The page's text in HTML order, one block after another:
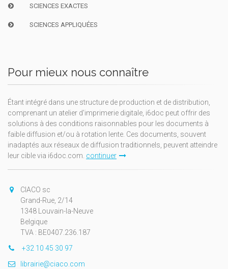
SCIENCES EXACTES
SCIENCES APPLIQUÉES
Pour mieux nous connaître
Étant intégré dans une structure de production et de distribution,
comprenant un atelier d'imprimerie digitale, i6doc peut offrir des
solutions à des conditions raisonnables pour les documents à
faible diffusion et/ou à rotation lente. Ces documents, souvent
inadaptés aux réseaux de diffusion traditionnels, peuvent atteindre
leur cible via i6doc.com. continuer
CIACO sc
Grand-Rue, 2/14
1348 Louvain-la-Neuve
Belgique
TVA : BE0407.236.187
+32 10 45 30 97
librairie@ciaco.com